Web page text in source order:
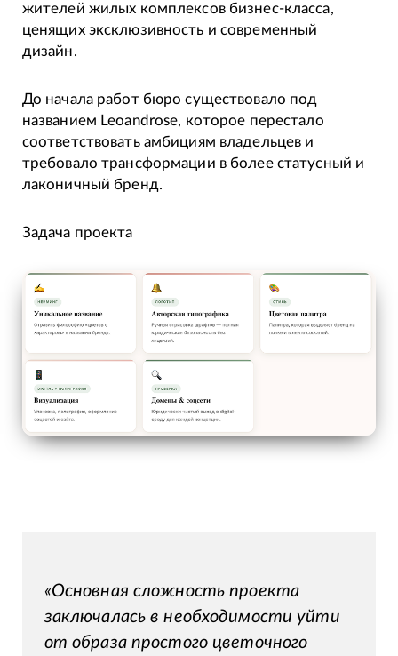
жителей жилых комплексов бизнес-класса,
ценящих эксклюзивность и современный
дизайн.
До начала работ бюро существовало под
названием Leoandrose, которое перестало
соответствовать амбициям владельцев и
требовало трансформации в более статусный и
лаконичный бренд.
Задача проекта
«Основная сложность проекта
заключалась в необходимости уйти
от образа простого цветочного